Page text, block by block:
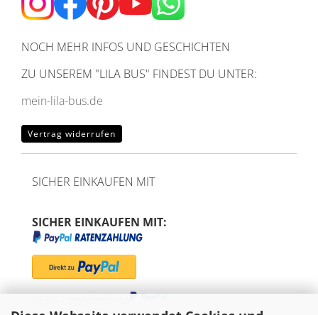
NOCH MEHR INFOS UND GESCHICHTEN
ZU UNSEREM "LILA BUS" FINDEST DU UNTER:
mein-lila-bus.de
Vertrag widerrufen
SICHER EINKAUFEN MIT
SICHER EINKAUFEN MIT: